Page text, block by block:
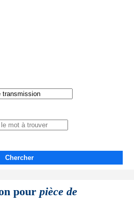
Chercher
pour pièce de